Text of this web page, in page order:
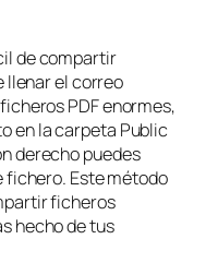
de compartir
llenar el correo
PDF enormes,
en la carpeta Public
derecho puedes
fichero. Este método
ficheros
hecho de tus